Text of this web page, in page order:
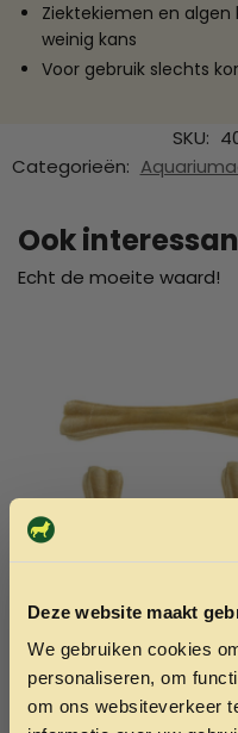
Deze website maakt
We gebruiken cookies
personaliseren, om
om ons websiteverkeer
Ziektekiemen en algen
weinig kans
Voor gebruik slechts
SKU:
Categorieën:
Ook
Echt de moeite waard!
JE